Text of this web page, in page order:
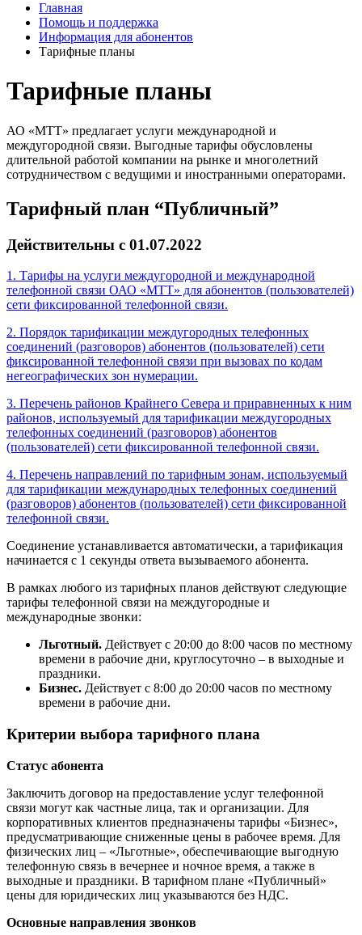
Главная
Помощь и поддержка
Информация для абонентов
Тарифные планы
Тарифные планы
АО «МТТ» предлагает услуги международной и
междугородной связи. Выгодные тарифы обусловлены
длительной работой компании на рынке и многолетний
сотрудничеством с ведущими и иностранными операторами.
Тарифный план “Публичный”
Действительны с 01.07.2022
1. Тарифы на услуги междугородной и международной
телефонной связи ОАО «МТТ» для абонентов (пользователей)
сети фиксированной телефонной связи.
2. Порядок тарификации междугородных телефонных
соединений (разговоров) абонентов (пользователей) сети
фиксированной телефонной связи при вызовах по кодам
негеографических зон нумерации.
3. Перечень районов Крайнего Севера и приравненных к ним
районов, используемый для тарификации междугородных
телефонных соединений (разговоров) абонентов
(пользователей) сети фиксированной телефонной связи.
4. Перечень направлений по тарифным зонам, используемый
для тарификации международных телефонных соединений
(разговоров) абонентов (пользователей) сети фиксированной
телефонной связи.
Соединение устанавливается автоматически, а тарификация
начинается с 1 секунды ответа вызываемого абонента.
В рамках любого из тарифных планов действуют следующие
тарифы телефонной связи на междугородные и
международные звонки:
Льготный. Действует с 20:00 до 8:00 часов по местному
времени в рабочие дни, круглосуточно – в выходные и
праздники.
Бизнес. Действует с 8:00 до 20:00 часов по местному
времени в рабочие дни.
Критерии выбора тарифного плана
Статус абонента
Заключить договор на предоставление услуг телефонной
связи могут как частные лица, так и организации. Для
корпоративных клиентов предназначены тарифы «Бизнес»,
предусматривающие сниженные цены в рабочее время. Для
физических лиц – «Льготные», обеспечивающие выгодную
телефонную связь в вечернее и ночное время, а также в
выходные и праздники. В тарифном плане «Публичный»
цены для юридических лиц указываются без НДС.
Основные направления звонков